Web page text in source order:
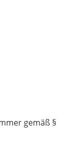
gemäß §